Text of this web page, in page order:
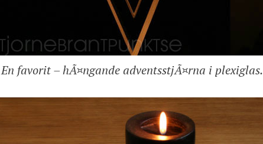
En favorit – hÃ¤ngande adventsstjÃ¤rna i plexiglas.